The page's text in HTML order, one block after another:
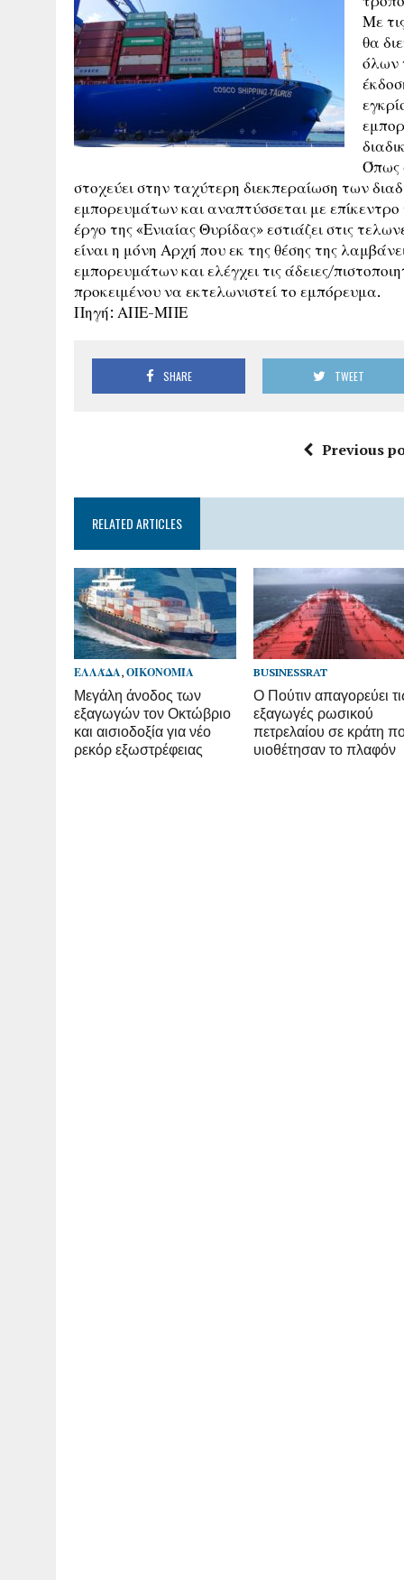
Με
θα
όλων
Όπως
στοχεύει στην ταχύτερη διεκπεραίωση των
εμπορευμάτων και αναπτύσσεται με
έργο της «Ενιαίας Θυρίδας» εστιάζει στις
είναι η μόνη Αρχή που εκ της θέσης της
εμπορευμάτων και ελέγχει τις άδειες/
προκειμένου να εκτελωνιστεί το εμπόρευμα.
Πηγή: ΑΠΕ-ΜΠΕ
SHARE TWEET
Previous
RELATED ARTICLES
ΕΛΛΆΔΑ, ΟΙΚΟΝΟΜΊΑ
Μεγάλη άνοδος των
εξαγωγών τον Οκτώβριο
και αισιοδοξία για νέο
ρεκόρ εξωστρέφειας
BUSINESSRAT
Ο Πούτιν απαγορεύει
εξαγωγές ρωσικού
πετρελαίου σε κράτη
υιοθέτησαν το πλαφόν